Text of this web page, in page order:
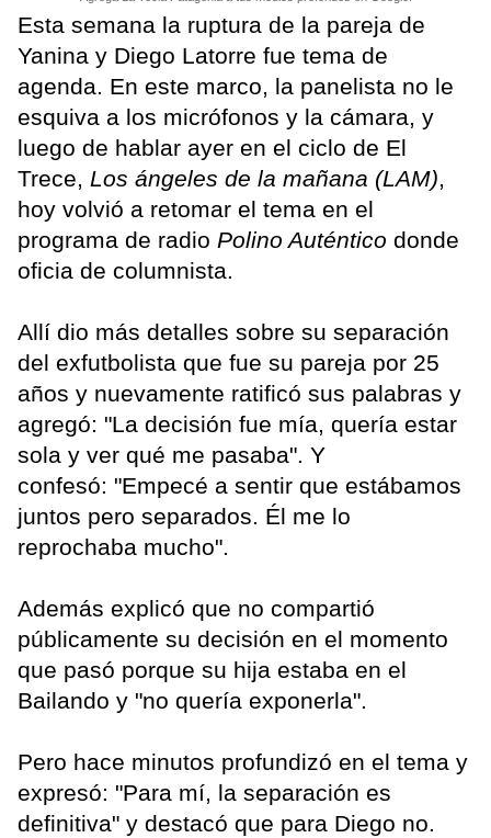
Esta semana la ruptura de la pareja de
Yanina y Diego Latorre fue tema de
agenda. En este marco, la panelista no le
esquiva a los micrófonos y la cámara, y
luego de hablar ayer en el ciclo de El
Trece, Los ángeles de la mañana (LAM),
hoy volvió a retomar el tema en el
programa de radio Polino Auténtico donde
oficia de columnista.
Allí dio más detalles sobre su separación
del exfutbolista que fue su pareja por 25
años y nuevamente ratificó sus palabras y
agregó: "La decisión fue mía, quería estar
sola y ver qué me pasaba". Y
confesó: "Empecé a sentir que estábamos
juntos pero separados. Él me lo
reprochaba mucho".
Además explicó que no compartió
públicamente su decisión en el momento
que pasó porque su hija estaba en el
Bailando y "no quería exponerla".
Pero hace minutos profundizó en el tema y
expresó: "Para mí, la separación es
definitiva" y destacó que para Diego no.